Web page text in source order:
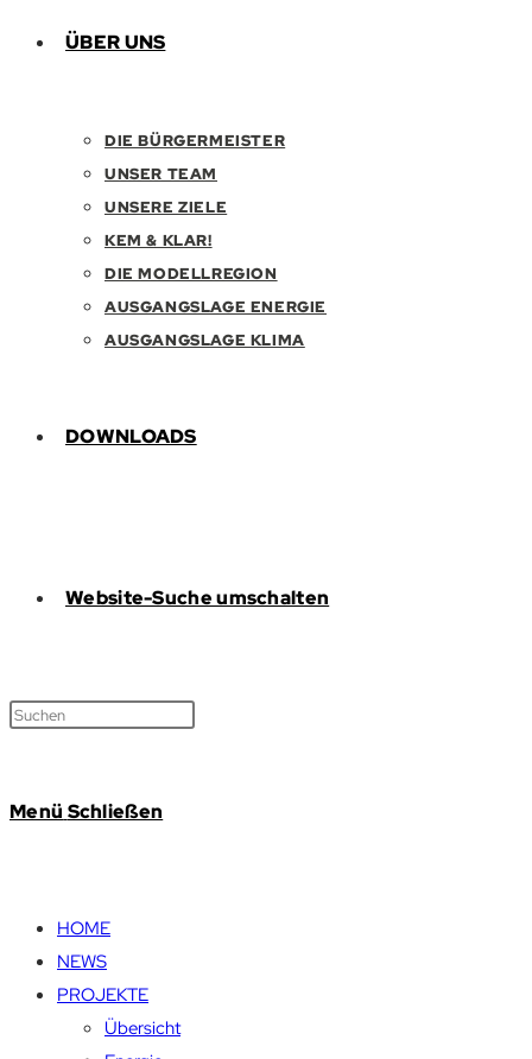
ÜBER UNS
DIE BÜRGERMEISTER
UNSER TEAM
UNSERE ZIELE
KEM & KLAR!
DIE MODELLREGION
AUSGANGSLAGE ENERGIE
AUSGANGSLAGE KLIMA
DOWNLOADS
Website-Suche umschalten
Menü Schließen
HOME
NEWS
PROJEKTE
Übersicht